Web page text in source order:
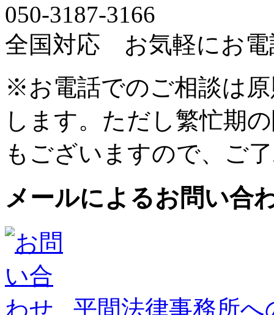
050-3187-3166
全国対応 お気軽にお電
※お電話でのご相談は
します。ただし繁忙期
もございますので、ご
メールによるお問い合
平間法律事務所